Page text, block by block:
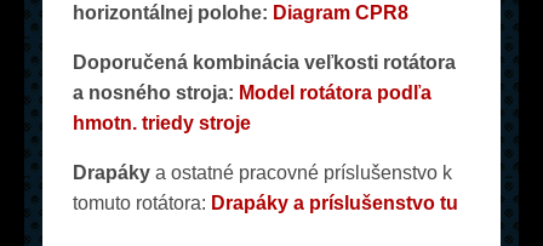
horizontálnej polohe: Diagram CPR8
Doporučená kombinácia veľkosti rotátora
a nosného stroja: Model rotátora podľa
hmotn. triedy stroje
Drapáky a ostatné pracovné príslušenstvo k
tomuto rotátora: Drapáky a príslušenstvo tu